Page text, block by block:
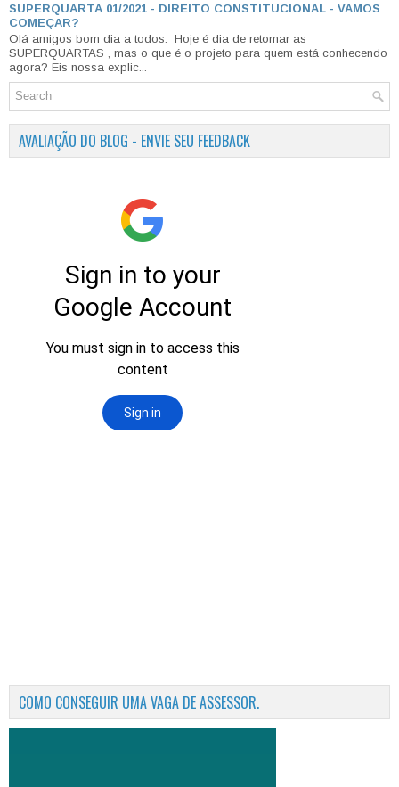
SUPERQUARTA 01/2021 - DIREITO CONSTITUCIONAL - VAMOS
COMEÇAR?
Olá amigos bom dia a todos. Hoje é dia de retomar as
SUPERQUARTAS , mas o que é o projeto para quem está conhecendo
agora? Eis nossa explic...
AVALIAÇÃO DO BLOG - ENVIE SEU FEEDBACK
COMO CONSEGUIR UMA VAGA DE ASSESSOR.